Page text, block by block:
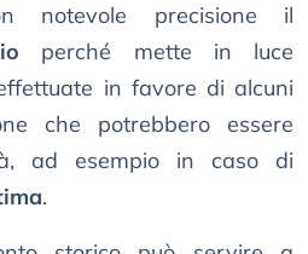
notevole precisione il
perché mette in luce
in favore di alcuni
che potrebbero essere
ad esempio in caso di
.